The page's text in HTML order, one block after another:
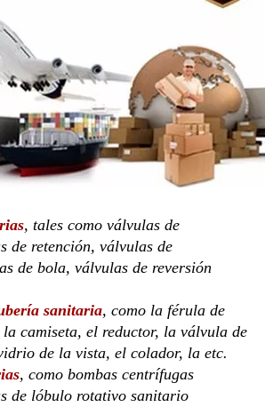
, tales como válvulas de
de retención, válvulas de
de bola, válvulas de reversión
sanitaria, como la férula de
camiseta, el reductor, la válvula de
de la vista, el colador, la etc.
, como bombas centrífugas
de lóbulo rotativo sanitario